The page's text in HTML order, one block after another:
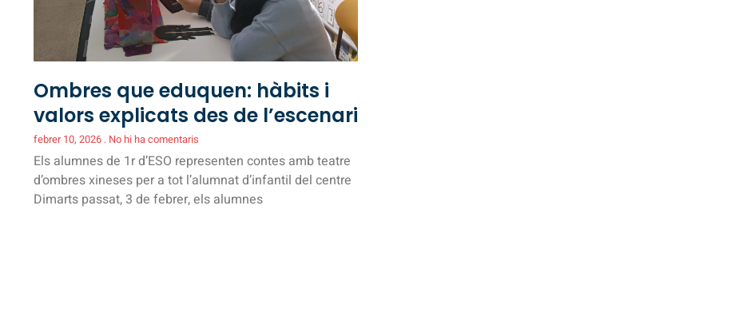
Ombres que eduquen: hàbits i
valors explicats des de l’escenari
febrer 10, 2026 No hi ha comentaris
Els alumnes de 1r d’ESO representen contes amb teatre
d’ombres xineses per a tot l’alumnat d’infantil del centre
Dimarts passat, 3 de febrer, els alumnes